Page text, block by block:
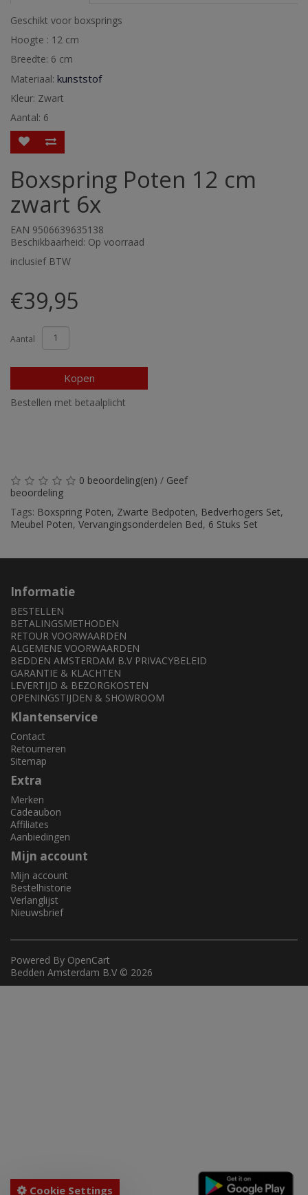
Geschikt voor boxsprings
Hoogte : 12 cm
Breedte: 6 cm
Materiaal: kunststof
Kleur: Zwart
Aantal: 6
Boxspring Poten 12 cm
zwart 6x
EAN 9506639635138
Beschikbaarheid: Op voorraad
inclusief BTW
€39,95
Aantal
Kopen
Bestellen met betaalplicht
0 beoordeling(en) / Geef
beoordeling
Tags: Boxspring Poten, Zwarte Bedpoten, Bedverhogers Set,
Meubel Poten, Vervangingsonderdelen Bed, 6 Stuks Set
Informatie
BESTELLEN
BETALINGSMETHODEN
RETOUR VOORWAARDEN
ALGEMENE VOORWAARDEN
BEDDEN AMSTERDAM B.V PRIVACYBELEID
GARANTIE & KLACHTEN
LEVERTIJD & BEZORGKOSTEN
OPENINGSTIJDEN & SHOWROOM
Klantenservice
Contact
Retourneren
Sitemap
Extra
Merken
Cadeaubon
Affiliates
Aanbiedingen
Mijn account
Mijn account
Bestelhistorie
Verlanglijst
Nieuwsbrief
Cookie Settings
Powered By OpenCart
Bedden Amsterdam B.V © 2026